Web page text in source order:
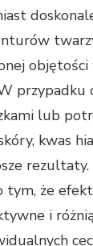
przypadku
lub
kwas
tym, że
i